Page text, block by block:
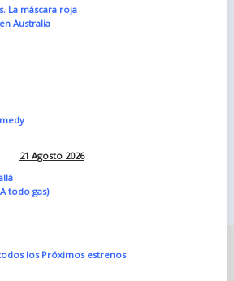
La máscara roja
Australia
21 Agosto 2026
todo gas)
los Próximos estrenos